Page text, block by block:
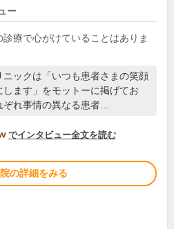
ー
診療で心がけていることはありま
ニックは「いつも患者さまの笑顔
します」をモットーに掲げてお
ぞれ事情の異なる患者…
DOCTORVIEW
でインタビュー全文を読む
の詳細をみる